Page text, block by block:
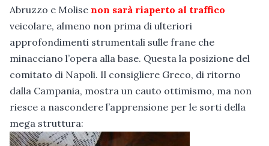
Abruzzo e Molise non sarà riaperto al traffico
veicolare, almeno non prima di ulteriori
approfondimenti strumentali sulle frane che
minacciano l’opera alla base. Questa la posizione del
comitato di Napoli. Il consigliere Greco, di ritorno
dalla Campania, mostra un cauto ottimismo, ma non
riesce a nascondere l’apprensione per le sorti della
mega struttura: